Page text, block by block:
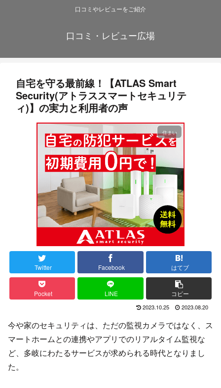
口コミやレビューをご紹介
口コミ・レビュー広場
自宅を守る最前線！【ATLAS Smart
Security(アトラススマートセキュリテ
ィ)】の実力と利用者の声
住まい
Twitter Facebook はてブ
Pocket LINE コピー
2023.10.25 2023.08.20
今や家のセキュリティは、ただの監視カメラではなく、ス
マートホームとの連携やアプリでのリアルタイム監視な
ど、多岐にわたるサービスが求められる時代となりまし
た。